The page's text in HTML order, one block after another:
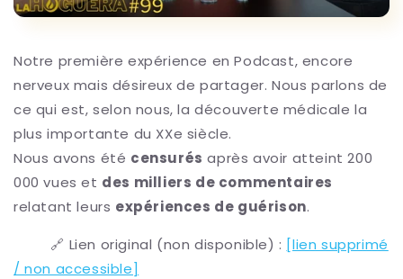
Notre première expérience en Podcast, encore
nerveux mais désireux de partager. Nous parlons de
ce qui est, selon nous, la découverte médicale la
plus importante du XXe siècle.
Nous avons été censurés après avoir atteint 200
000 vues et des milliers de commentaires
relatant leurs expériences de guérison.
🔗 Lien original (non disponible) : [lien supprimé
/ non accessible]